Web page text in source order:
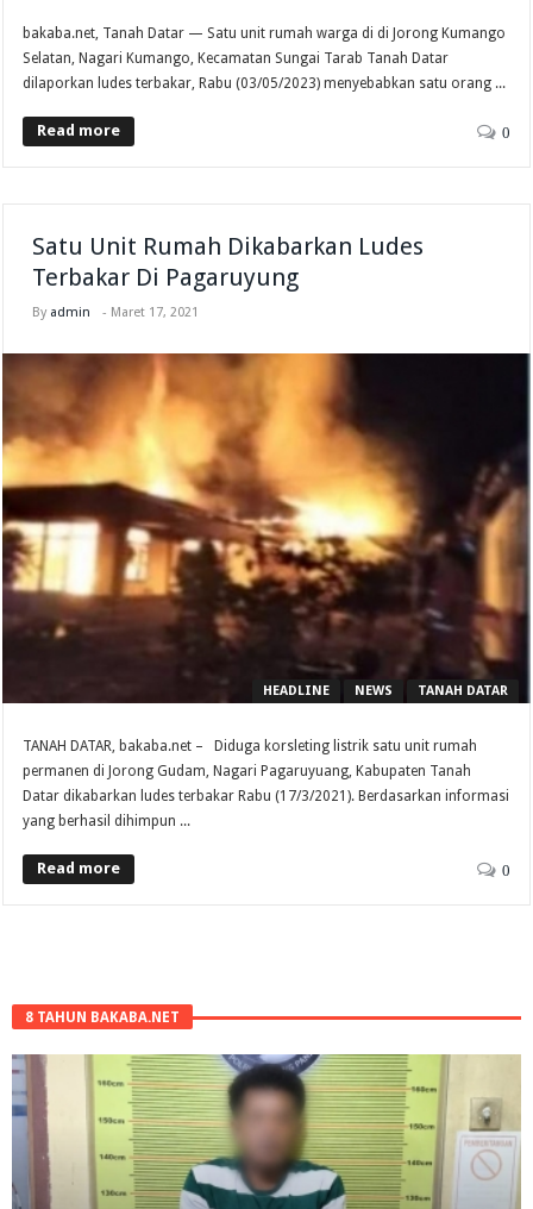
bakaba.net, Tanah Datar — Satu unit rumah warga di di Jorong Kumango
Selatan, Nagari Kumango, Kecamatan Sungai Tarab Tanah Datar
dilaporkan ludes terbakar, Rabu (03/05/2023) menyebabkan satu orang ...
Read more 0
Satu Unit Rumah Dikabarkan Ludes
Terbakar Di Pagaruyung
By admin - Maret 17, 2021
HEADLINE NEWS TANAH DATAR
TANAH DATAR, bakaba.net – Diduga korsleting listrik satu unit rumah
permanen di Jorong Gudam, Nagari Pagaruyuang, Kabupaten Tanah
Datar dikabarkan ludes terbakar Rabu (17/3/2021). Berdasarkan informasi
yang berhasil dihimpun ...
Read more 0
8 TAHUN BAKABA.NET